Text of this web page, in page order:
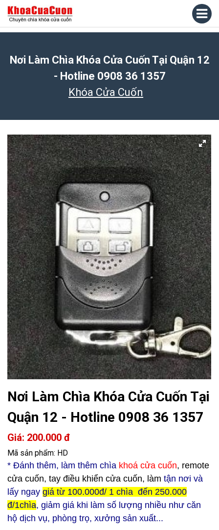
Nơi Làm Chìa Khóa Cửa Cuốn Tại Quận 12
- Hotline 0908 36 1357
Khóa Cửa Cuốn
Nơi Làm Chìa Khóa Cửa Cuốn Tại
Quận 12 - Hotline 0908 36 1357
Giá: 200.000 đ
Mã sản phẩm: HD
* Đánh thêm, làm thêm chìa khoá cửa cuốn, remote
cửa cuốn, tay điều khiển cửa cuốn, làm tận nơi và
lấy ngay giá từ 100.000đ/ 1 chìa đến 250.000
đ/1chìa, giảm giá khi làm số lượng nhiều như căn
hộ dịch vụ, phòng trọ, xưởng sản xuất...